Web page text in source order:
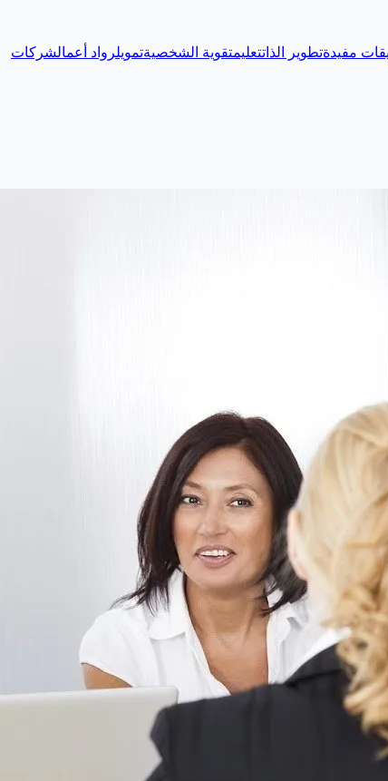
مفيدةتطوير الذاتتعليمتقوية الشخصيةتمويلرواد أعمالشركات